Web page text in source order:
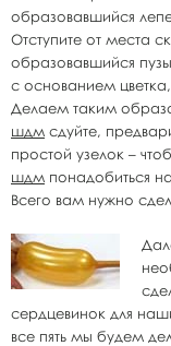
образовавшийся
Отступите от места
образовавшийся
с основанием
Делаем таким
шдм сдуйте,
простой узелок –
шдм понадобиться
Всего вам нужно
сердцевинок для
все пять мы будем